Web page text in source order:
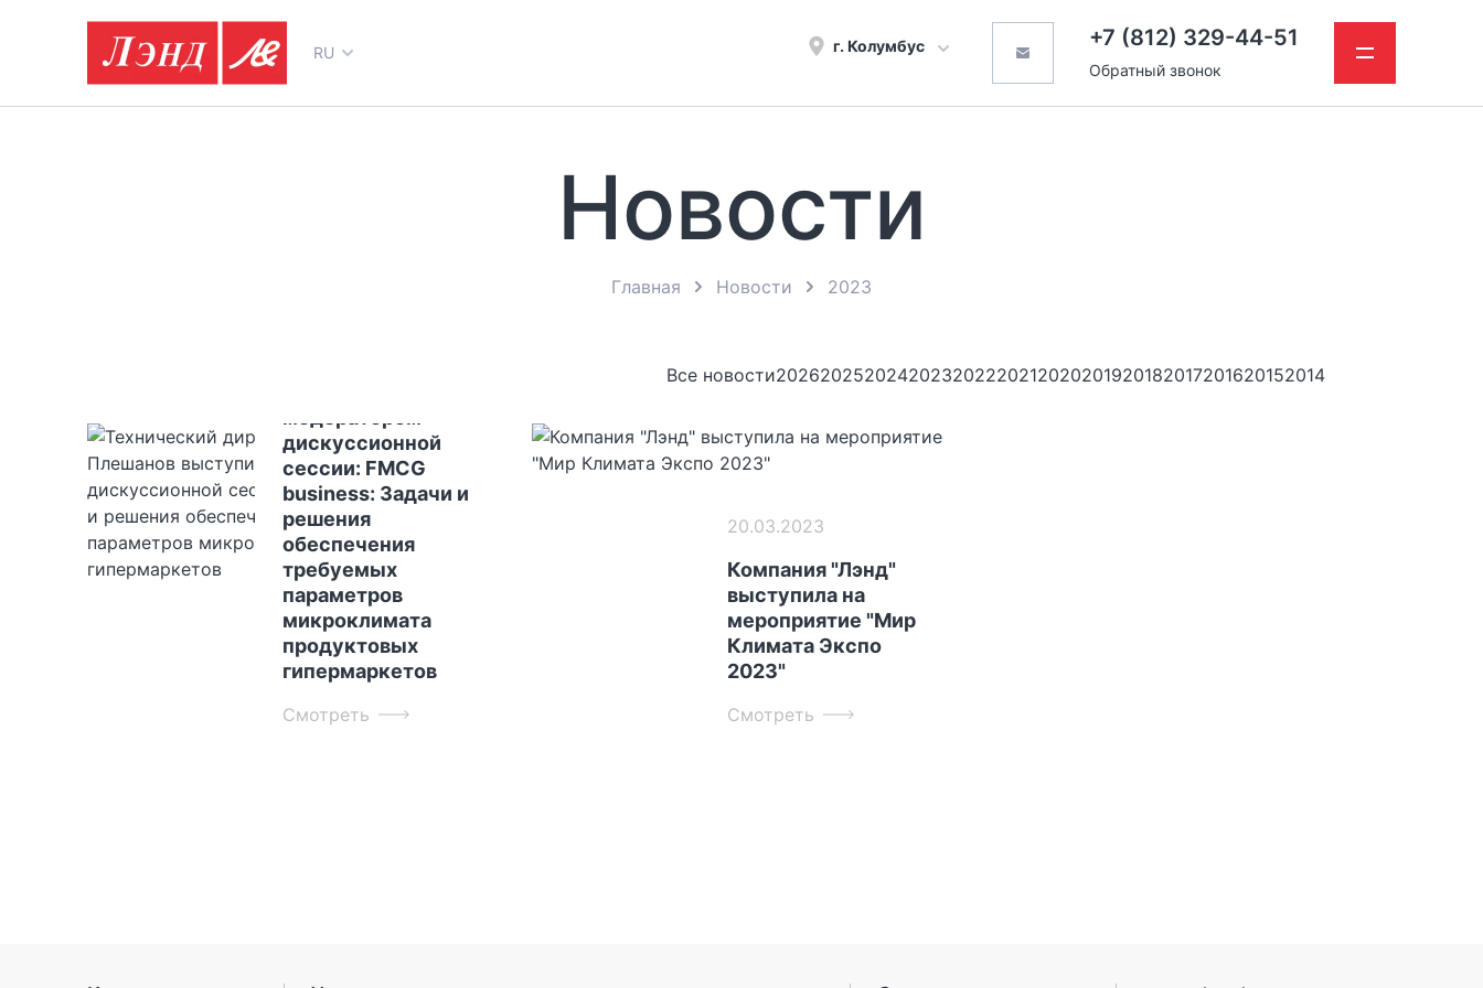
RU г. Колумбус +7 (812) 329-44-51
Обратный звонок
Новости
Главная Новости 2023
2014
2015
2016
2017
2018
2019
2020
2021
2022
2023
2024
2025
2026
Все новости
дискуссионной
сессии: FMCG
business: Задачи и
решения
обеспечения
требуемых
параметров
микроклимата
продуктовых
гипермаркетов
Смотреть
20.03.2023
Компания "Лэнд"
выступила на
мероприятие "Мир
Климата Экспо
2023"
Смотреть